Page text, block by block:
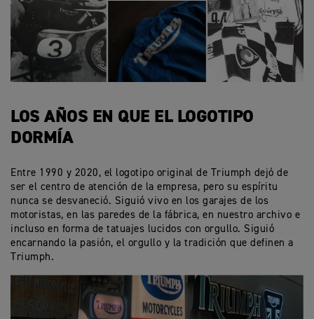
LOS AÑOS EN QUE EL LOGOTIPO
DORMÍA
Entre 1990 y 2020, el logotipo original de Triumph dejó de
ser el centro de atención de la empresa, pero su espíritu
nunca se desvaneció. Siguió vivo en los garajes de los
motoristas, en las paredes de la fábrica, en nuestro archivo e
incluso en forma de tatuajes lucidos con orgullo. Siguió
encarnando la pasión, el orgullo y la tradición que definen a
Triumph.